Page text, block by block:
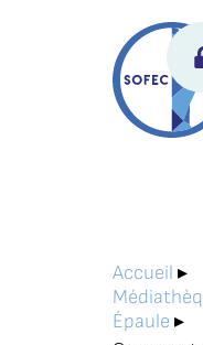
Accueil ▸
Épaule ▸